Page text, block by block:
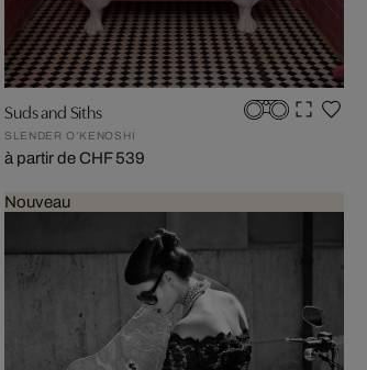
Suds and Siths
SLENDER O’KENOSHI
à partir de CHF 539
Nouveau